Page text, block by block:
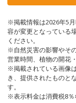
※掲載情報は2026年5
容が変更となっている
ください。
※自然災害の影響やそ
営業時間、植物の開花
※掲載されている画像
き、提供されたものと
す。
※表示料金は消費税8％